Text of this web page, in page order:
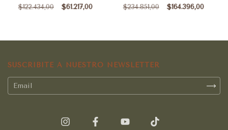
$122.434,00 $61.217,00 $234.851,00 $164.396,00
SUSCRIBITE A NUESTRO NEWSLETTER